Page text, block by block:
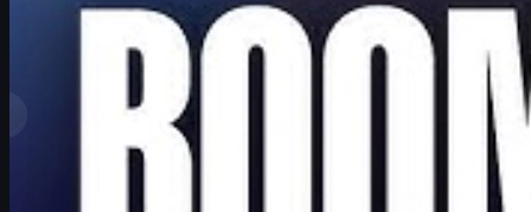
Mehr anzeigen
Top-Ränge